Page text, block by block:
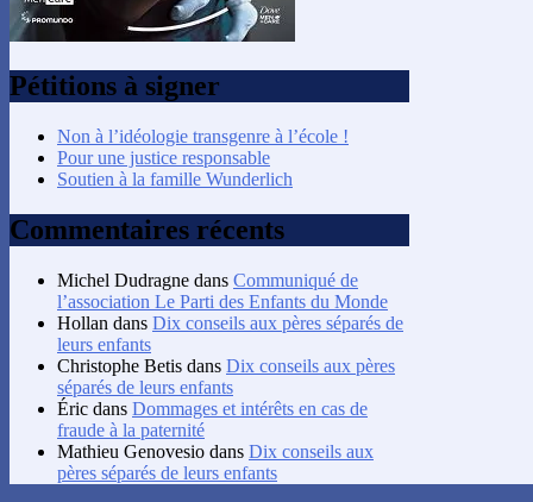
Pétitions à signer
Non à l’idéologie transgenre à l’école !
Pour une justice responsable
Soutien à la famille Wunderlich
Commentaires récents
Michel Dudragne dans Communiqué de
l’association Le Parti des Enfants du Monde
Hollan dans Dix conseils aux pères séparés de
leurs enfants
Christophe Betis dans Dix conseils aux pères
séparés de leurs enfants
Éric dans Dommages et intérêts en cas de
fraude à la paternité
Mathieu Genovesio dans Dix conseils aux
pères séparés de leurs enfants